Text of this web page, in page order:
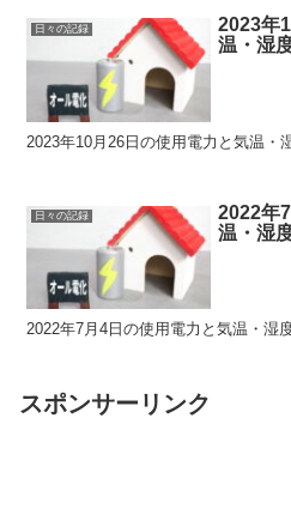
日々の記録
2023年
温・湿
2023年10月26日の使用電力と気温・
日々の記録
2022年
温・湿
2022年7月4日の使用電力と気温・湿度
スポンサーリンク